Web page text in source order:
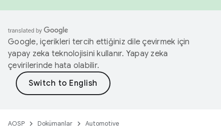
Google, içerikleri tercih ettiğiniz dile çevirmek için
yapay zeka teknolojisini kullanır. Yapay zeka
çevirilerinde hata olabilir.
AOSP Dokümanlar Automotive